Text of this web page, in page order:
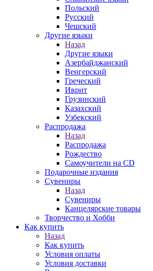
Польский
Русский
Чешский
Другие языки
Назад
Другие языки
Азербайджанский
Венгерский
Греческий
Иврит
Грузинский
Казахский
Узбекский
Распродажа
Назад
Распродажа
Рождество
Самоучители на CD
Подарочные издания
Сувениры
Назад
Сувениры
Канцелярские товары
Творчество и Хобби
Как купить
Назад
Как купить
Условия оплаты
Условия доставки